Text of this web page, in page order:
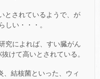
されているようで、が
しい・・・。
究によれば、すい臓がん
けて高いとされている。
、結核菌といった、ウィ